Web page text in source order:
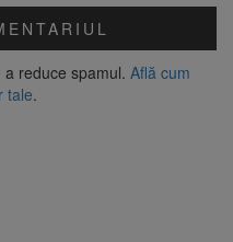
reduce spamul. Află cum
tale.